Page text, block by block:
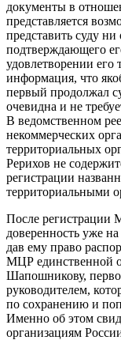
документы в
представляется
представить суду ни
подтверждающего
удовлетворении
информация, что
первый продолжал
очевидна и не
В ведомственном
некоммерческих
территориальных
Рерихов не
регистрации
территориальными
После
доверенность уже
дав ему право
МЦР единственной
Шапошникову,
руководителем,
по сохранению и
Именно об этом
организациям